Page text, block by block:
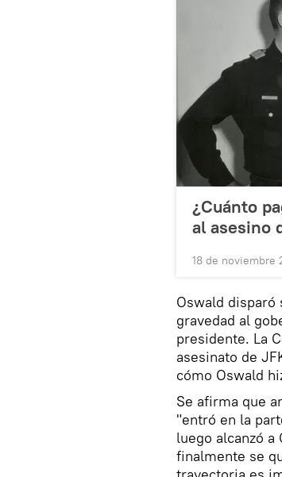
¿Cuánto
al asesino
18 de noviembre
Oswald disparó
gravedad al
presidente. La
asesinato de
cómo Oswald
Se afirma que
"entró en la
luego alcanzó
finalmente se